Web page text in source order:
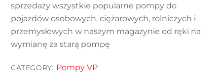
sprzedaży wszystkie popularne pompy do
pojazdów osobowych, ciężarowych, rolniczych i
przemysłowych w naszym magazynie od ręki na
wymianę za starą pompę
CATEGORY: Pompy VP